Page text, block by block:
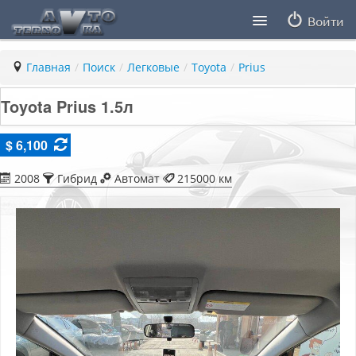
Войти
Статьи
ПДД ПМР
Главная / Поиск / Легковые / Toyota / Prius
Toyota Prius 1.5л
$ 6,100
2008 Гибрид Автомат 215000 км